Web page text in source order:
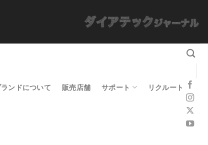
ンドについて 販売店舗 サポート リクルート